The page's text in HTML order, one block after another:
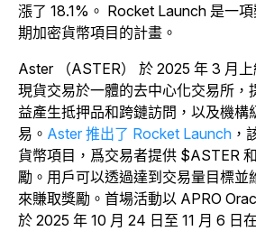
漲了 18.1%。 Rocket Launch 是一
期加密貨幣項目的計畫。
Aster （ASTER） 於 2025 年 3 月
現貨交易於一體的去中心化交易所，
益產生抵押品和跨鏈訪問，以及機構
易。 Aster 推出了 Rocket Launch ，
貨幣項目，爲交易者提供 $ASTER
勵。用戶可以透過達到交易量目標
來賺取獎勵。首場活動以 APRO
於 2025 年 10 月 24 日至 11 月 6 日